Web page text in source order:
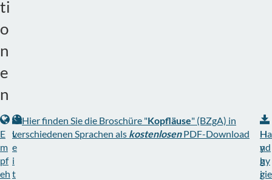
ti
o
n
e
n
E
m
pf
eh
L
e
i
t
Hier finden Sie die Broschüre "Kopfläuse" (BZgA) in
verschiedenen Sprachen als kostenlosenPDF-Download
H
y
g
i
Ha
nd
hy
gie